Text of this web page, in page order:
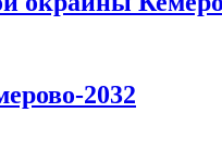
2032